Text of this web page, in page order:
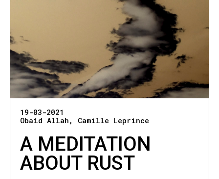
19-03-2021
Obaid Allah
Camille Leprince
A MEDITATION
ABOUT RUST